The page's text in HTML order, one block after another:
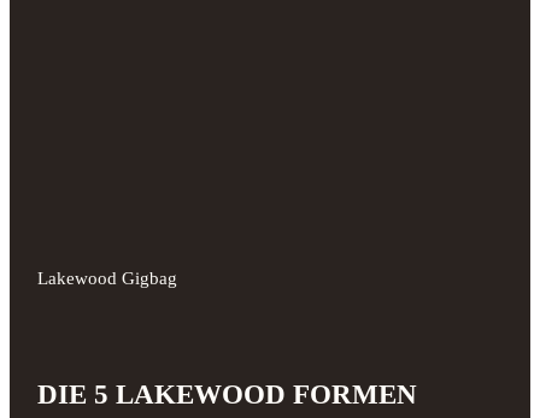
Lakewood Gigbag
DIE 5 LAKEWOOD FORMEN